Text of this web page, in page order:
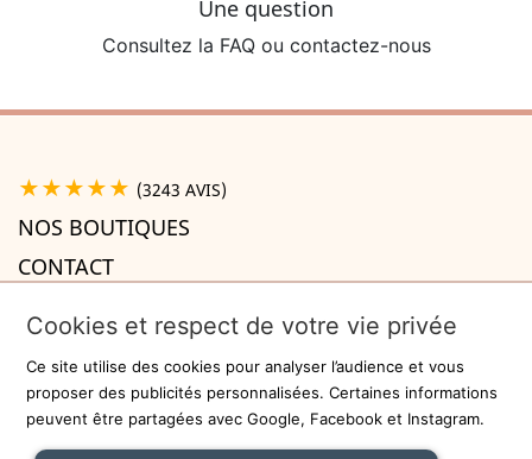
Une question
Consultez la FAQ ou contactez-nous
★★★★★ (3243 AVIS)
NOS BOUTIQUES
CONTACT
INFORMATIONS
Recevez la newsletter
Cookies et respect de votre vie privée
Ce site utilise des cookies pour analyser l’audience et vous
proposer des publicités personnalisées. Certaines informations
peuvent être partagées avec Google, Facebook et Instagram.